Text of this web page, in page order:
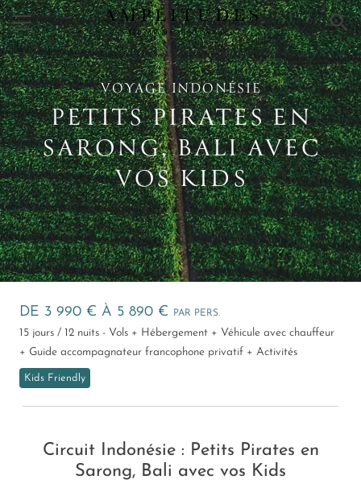
×
VOYAGE INDONÉSIE
PETITS PIRATES EN
SARONG, BALI AVEC
VOS KIDS
DE 3 990 € À 5 890 € PAR PERS.
15 jours / 12 nuits - Vols + Hébergement + Véhicule avec chauffeur
+ Guide accompagnateur francophone privatif + Activités
Kids Friendly
Circuit Indonésie : Petits Pirates en
Sarong, Bali avec vos Kids